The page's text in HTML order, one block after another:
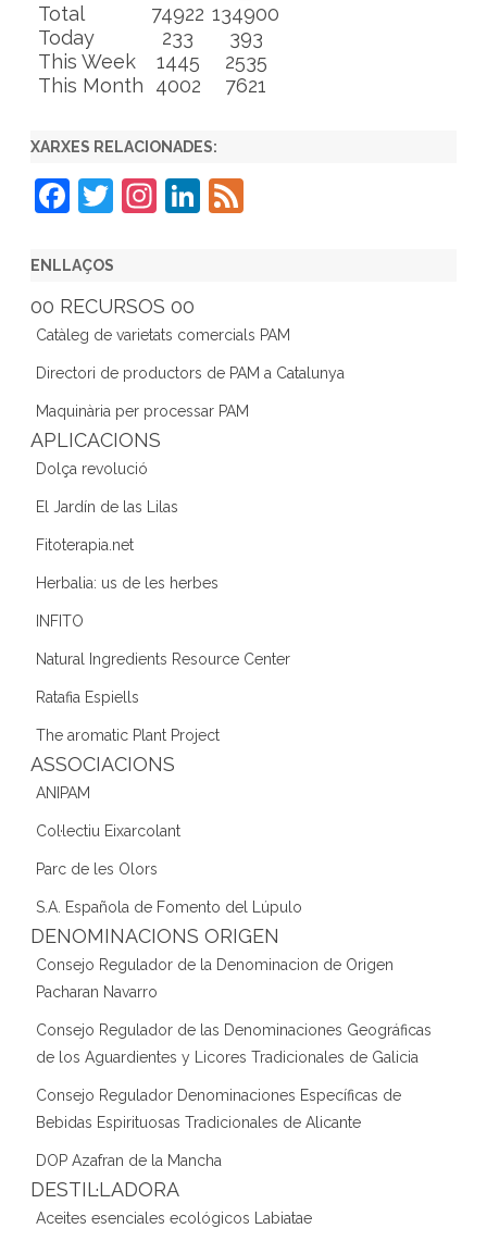
Total 74922 134900
Today
233
393
This Week
1445
2535
This Month
4002 7621
XARXES RELACIONADES:
F
c
e
b
o
o
k
T
er
In
gr
a
m
Li
dI
n
ENLLAÇOS
00 RECURSOS 00
Catàleg de varietats comercials PAM
Directori de productors de PAM a Catalunya
Maquinària per processar PAM
APLICACIONS
Dolça revolució
El Jardín de las Lilas
Fitoterapia.net
Herbalia: us de les herbes
INFITO
Natural Ingredients Resource Center
Ratafia Espiells
The aromatic Plant Project
ASSOCIACIONS
ANIPAM
Col·lectiu Eixarcolant
Parc de les Olors
S.A. Española de Fomento del Lúpulo
DENOMINACIONS ORIGEN
Consejo Regulador de la Denominacion de Origen
Pacharan Navarro
Consejo Regulador de las Denominaciones Geográficas
de los Aguardientes y Licores Tradicionales de Galicia
Consejo Regulador Denominaciones Específicas de
Bebidas Espirituosas Tradicionales de Alicante
DOP Azafran de la Mancha
DESTIL·LADORA
Aceites esenciales ecológicos Labiatae